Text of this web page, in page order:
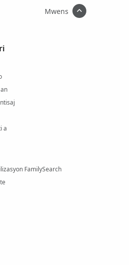
Mwens
a
FamilySearch